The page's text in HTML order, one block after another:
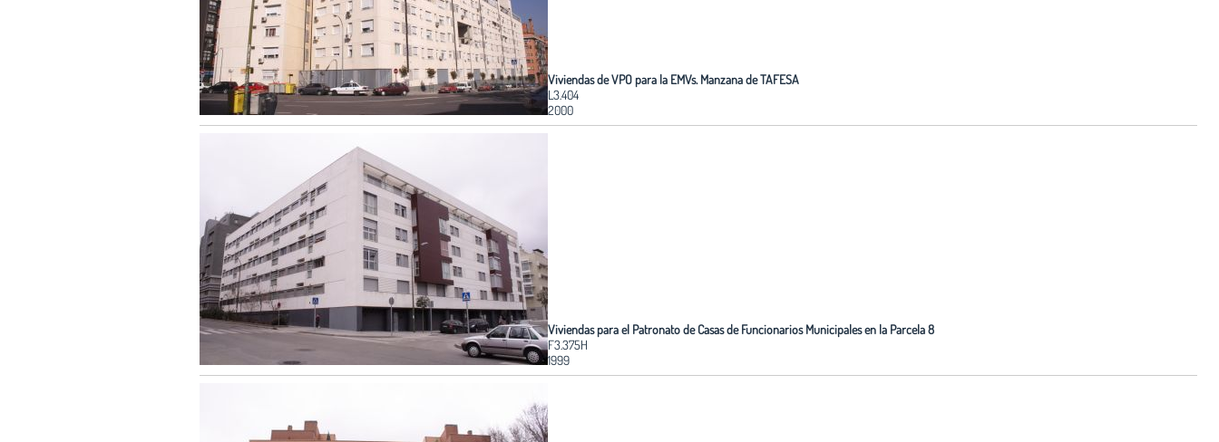
Viviendas de VPO para la EMVs. Manzana de TAFESA
L3.404
2000
Viviendas para el Patronato de Casas de Funcionarios Municipales en la Parcela 8
F3.375H
1999